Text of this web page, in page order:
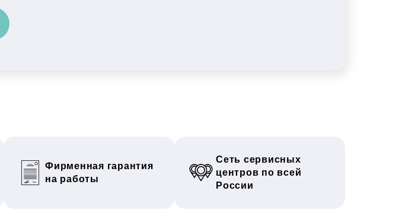
Фирменная гарантия
на работы
Сеть сервисных
центров по всей
России